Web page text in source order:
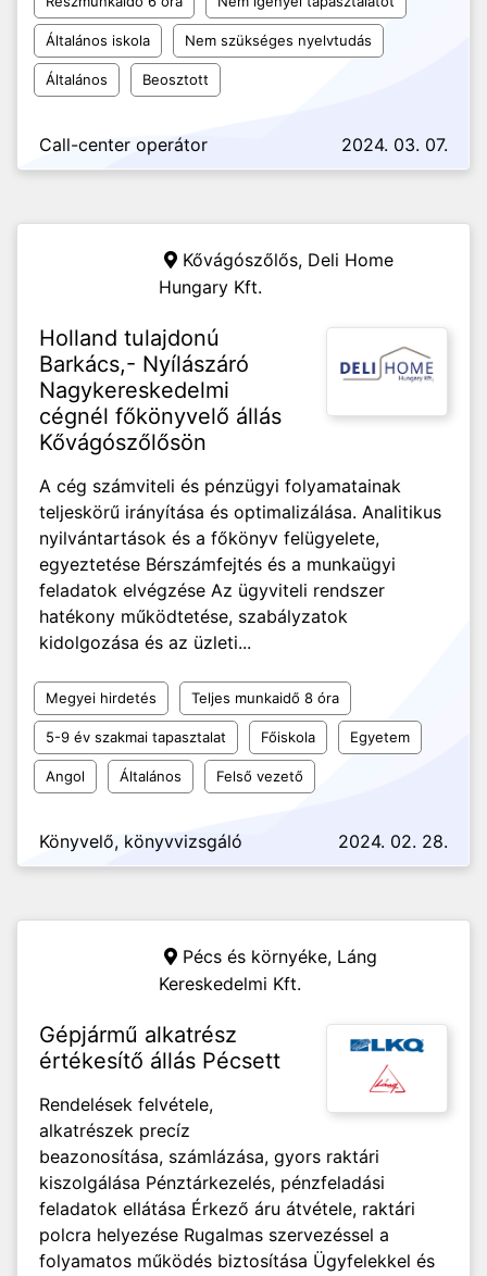
Általános iskola Nem szükséges nyelvtudás
Általános Beosztott
Call-center operátor 2024. 03. 07.
Kővágószőlős, Deli Home
Hungary Kft.
Holland tulajdonú
Barkács,- Nyílászáró
Nagykereskedelmi
cégnél főkönyvelő állás
Kővágószőlősön
A cég számviteli és pénzügyi folyamatainak
teljeskörű irányítása és optimalizálása. Analitikus
nyilvántartások és a főkönyv felügyelete,
egyeztetése Bérszámfejtés és a munkaügyi
feladatok elvégzése Az ügyviteli rendszer
hatékony működtetése, szabályzatok
kidolgozása és az üzleti...
Megyei hirdetés Teljes munkaidő 8 óra
5-9 év szakmai tapasztalat Főiskola Egyetem
Angol Általános Felső vezető
Könyvelő, könyvvizsgáló 2024. 02. 28.
Pécs és környéke, Láng
Kereskedelmi Kft.
Gépjármű alkatrész
értékesítő állás Pécsett
Rendelések felvétele,
alkatrészek precíz
beazonosítása, számlázása, gyors raktári
kiszolgálása Pénztárkezelés, pénzfeladási
feladatok ellátása Érkező áru átvétele, raktári
polcra helyezése Rugalmas szervezéssel a
folyamatos működés biztosítása Ügyfelekkel és